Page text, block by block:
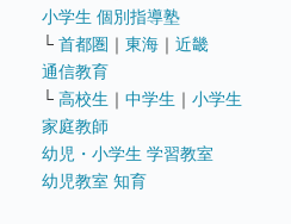
小学生 個別指導塾
└ 首都圏 ｜ 東海 ｜ 近畿
通信教育
└ 高校生 ｜ 中学生 ｜ 小学生
家庭教師
幼児・小学生 学習教室
幼児教室 知育